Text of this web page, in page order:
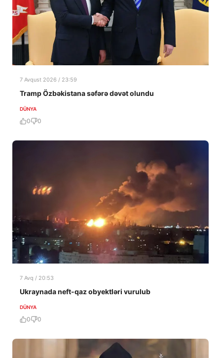
7 Avqust 2026 / 23:59
Tramp Özbəkistana səfərə dəvət olundu
DÜNYA
0 0
7 Avq / 20:53
Ukraynada neft-qaz obyektləri vurulub
DÜNYA
0 0